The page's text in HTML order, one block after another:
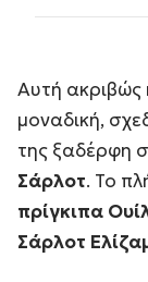
Αυτή ακριβώς
μοναδική,
της ξαδέρφη
Σάρλοτ. Το
πρίγκιπα
Σάρλοτ